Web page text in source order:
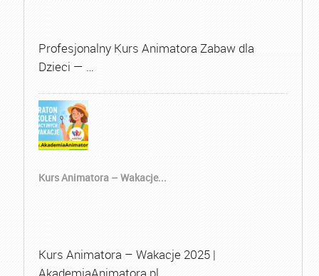
Profesjonalny Kurs Animatora Zabaw dla
Dzieci — …
Kurs Animatora – Wakacje...
Kurs Animatora – Wakacje 2025 |